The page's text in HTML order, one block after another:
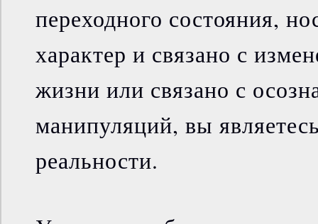
переходного состояния,
характер и связано с
жизни или связано с
манипуляций, вы
реальности.